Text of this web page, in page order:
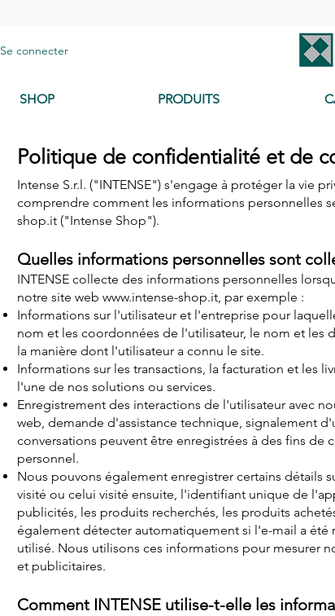
Se connecter
SHOP PRODUITS
Politique de confidentialité et de
Intense S.r.l. ("INTENSE") s'engage à protéger la vie
comprendre comment les informations personnelles
shop.it ("Intense Shop").
Quelles informations personnelles sont
INTENSE collecte des informations personnelles
notre site web www.intense-shop.it, par exemple :
Informations sur l'utilisateur et l'entreprise pour
nom et les coordonnées de l'utilisateur, le nom et les
la manière dont l'utilisateur a connu le site.
Informations sur les transactions, la facturation et les
l'une de nos solutions ou services.
Enregistrement des interactions de l'utilisateur avec
web, demande d'assistance technique, signalement
conversations peuvent être enregistrées à des fins
personnel.
Nous pouvons également enregistrer certains détails
visité ou celui visité ensuite, l'identifiant unique de
publicités, les produits recherchés, les produits
également détecter automatiquement si l'e-mail a
utilisé. Nous utilisons ces informations pour mesurer
et publicitaires.
Comment INTENSE utilise-t-elle les